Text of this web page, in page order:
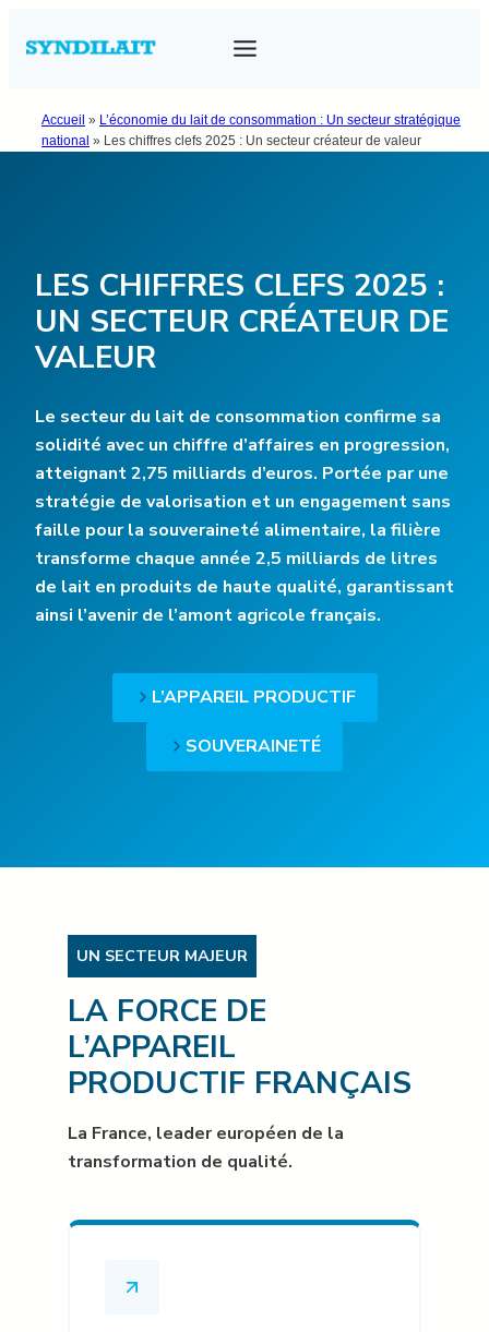
au
Accueil » L’économie du lait de consommation : Un secteur stratégique
national » Les chiffres clefs 2025 : Un secteur créateur de valeur
LES CHIFFRES CLEFS 2025 :
UN SECTEUR CRÉATEUR DE
VALEUR
Le secteur du lait de consommation confirme sa
solidité avec un chiffre d’affaires en progression,
atteignant 2,75 milliards d’euros. Portée par une
stratégie de valorisation et un engagement sans
faille pour la souveraineté alimentaire, la filière
transforme chaque année 2,5 milliards de litres
de lait en produits de haute qualité, garantissant
ainsi l’avenir de l’amont agricole français.
L’APPAREIL PRODUCTIF
SOUVERAINETÉ
UN SECTEUR MAJEUR
LA FORCE DE
L’APPAREIL
PRODUCTIF FRANÇAIS
La France, leader européen de la
transformation de qualité.